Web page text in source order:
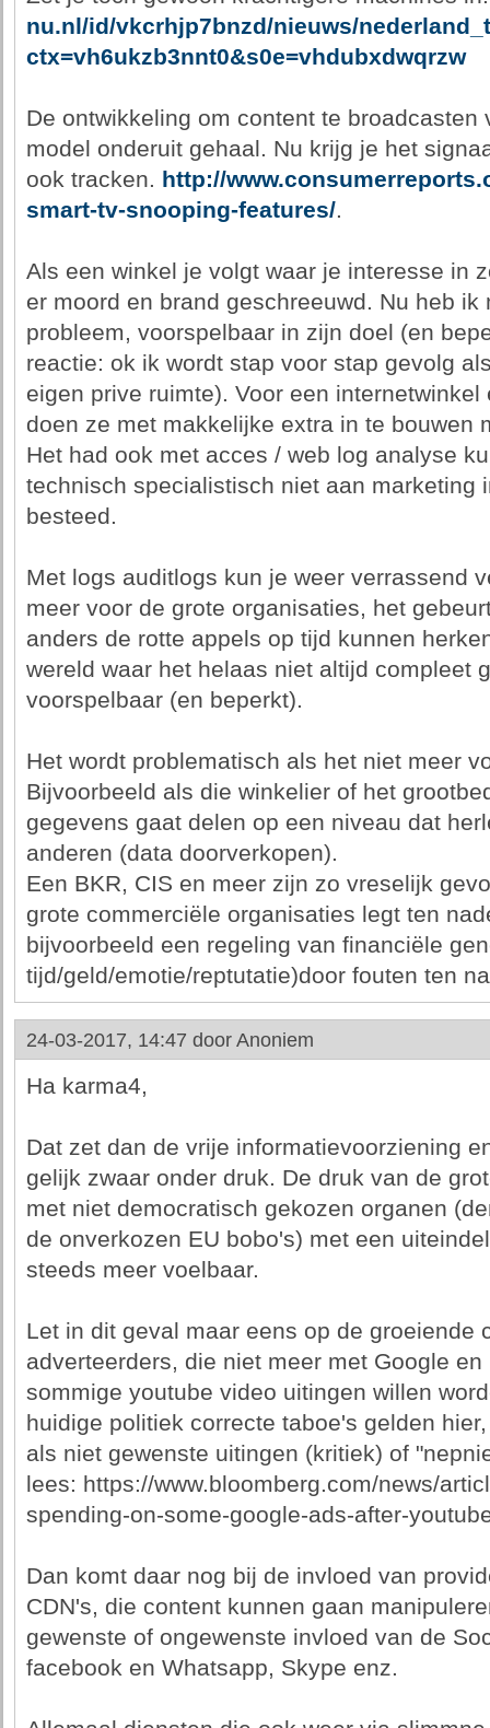
nu.nl/id/vkcrhjp7bnzd/nieuws/
ctx=vh6ukzb3nnt0&s0e=vhdubxdwqrzw
De ontwikkeling om content te broadcasten
model onderuit gehaal. Nu krijg je het
ook tracken. http://
smart-tv-snooping-features/.
Als een winkel je volgt waar je interesse in
er moord en brand geschreeuwd. Nu heb ik
probleem, voorspelbaar in zijn doel (en
reactie: ok ik wordt stap voor stap gevolg
eigen prive ruimte). Voor een
doen ze met makkelijke extra in te bouwen
Het had ook met acces / web log analyse
technisch specialistisch niet aan marketing
besteed.
Met logs auditlogs kun je weer verrassend
meer voor de grote organisaties, het
anders de rotte appels op tijd kunnen
wereld waar het helaas niet altijd compleet
voorspelbaar (en beperkt).
Het wordt problematisch als het niet meer
Bijvoorbeeld als die winkelier of het
gegevens gaat delen op een niveau dat
anderen (data doorverkopen).
Een BKR, CIS en meer zijn zo vreselijk
grote commerciële organisaties legt ten
bijvoorbeeld een regeling van financiële
tijd/geld/emotie/reptutatie)door fouten ten
24-03-2017, 14:47 door Anoniem
Ha karma4,
Dat zet dan de vrije informatievoorziening
gelijk zwaar onder druk. De druk van de
met niet democratisch gekozen organen
de onverkozen EU bobo's) met een
steeds meer voelbaar.
Let in dit geval maar eens op de groeiende
adverteerders, die niet meer met Google
sommige youtube video uitingen willen
huidige politiek correcte taboe's gelden
als niet gewenste uitingen (kritiek) of
lees: https://www.bloomberg.com/news/
spending-on-some-google-ads-after-
Dan komt daar nog bij de invloed van
CDN's, die content kunnen gaan
gewenste of ongewenste invloed van de
facebook en Whatsapp, Skype enz.